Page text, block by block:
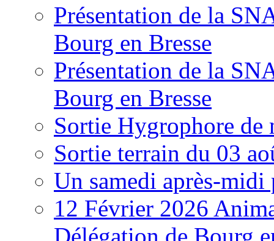
Présentation de la
Bourg en Bresse
Présentation de la
Bourg en Bresse
Sortie Hygrophore de
Sortie terrain du 03
Un samedi après-
12 Février 2026